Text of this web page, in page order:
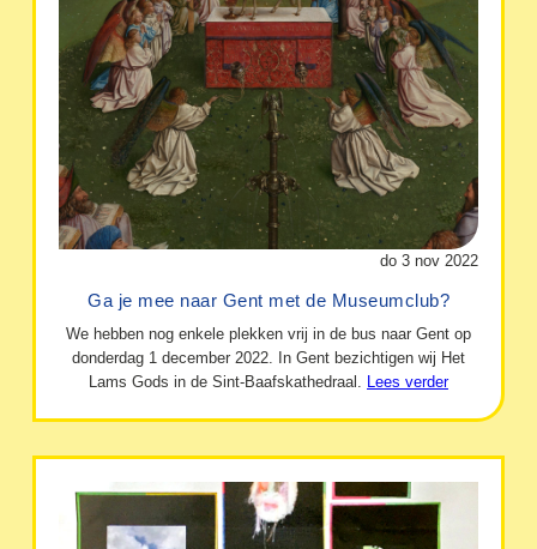
do 3 nov 2022
Ga je mee naar Gent met de Museumclub?
We hebben nog enkele plekken vrij in de bus naar Gent op
donderdag 1 december 2022. In Gent bezichtigen wij Het
Lams Gods in de Sint-Baafskathedraal. Lees verder